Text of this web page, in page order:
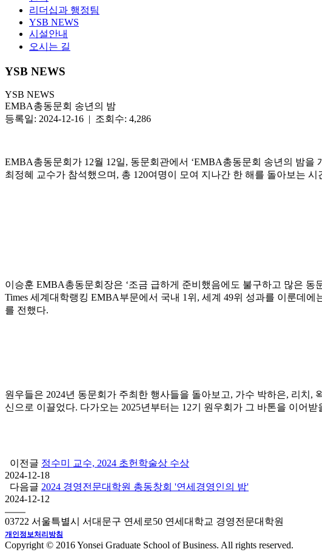
리더십과 행정팀
YSB NEWS
시설안내
오시는 길
YSB NEWS
YSB NEWS
EMBA총동문회 송년의 밤
등록일: 2024-12-16 | 조회수: 4,286
EMBA총동문회가 12월 12일, 동문회관에서 ‘EMBA총동문회 송년의 밤
최정혜 교수가 참석했으며, 총 120여명이 모여 지나간 한 해를 돌아보는 시
이승훈 EMBA총동문회장은 ‘조금 급하게 준비했음에도 불구하고 많은 동
Times 세계대학랭킹 EMBA부문에서 국내 1위, 세계 49위 성과를 이룬데
를 전했다.
원우들은 2024년 동문회가 주최한 행사들을 돌아보고, 가수 박하은, 리치
신으로 이끌었다. 다가오는 2025년부터는 12기 원우회가 그 바톤을 이어받
이전글 정수미 교수, 2024 초헌학술상 수상
2024-12-18
다음글 2024 경영전문대학원 총동창회 '연세경영인의 밤'
2024-12-12
03722 서울특별시 서대문구 연세로50 연세대학교 경영전문대학원
개인정보처리방침
Copyright © 2016 Yonsei Graduate School of Business. All rights reserved.